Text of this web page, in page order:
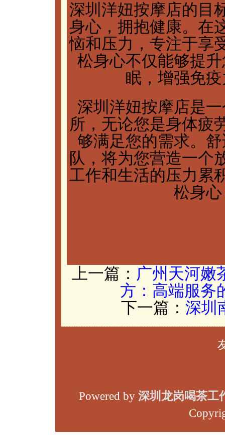
深圳洋妞按摩店的目
身心，拥抱健康。在
恼和压力，专注于享
松身心不仅能够提
眠，增强免
深圳洋妞按摩店是
所，无论您是身体疲
够满足您的需求。
队，将为您营造一个
工作和生活的压力累
松身
上一篇： 广州天河嫩
方：高端服务
下一篇： 深圳
Powered by 深圳龙岗喝茶工